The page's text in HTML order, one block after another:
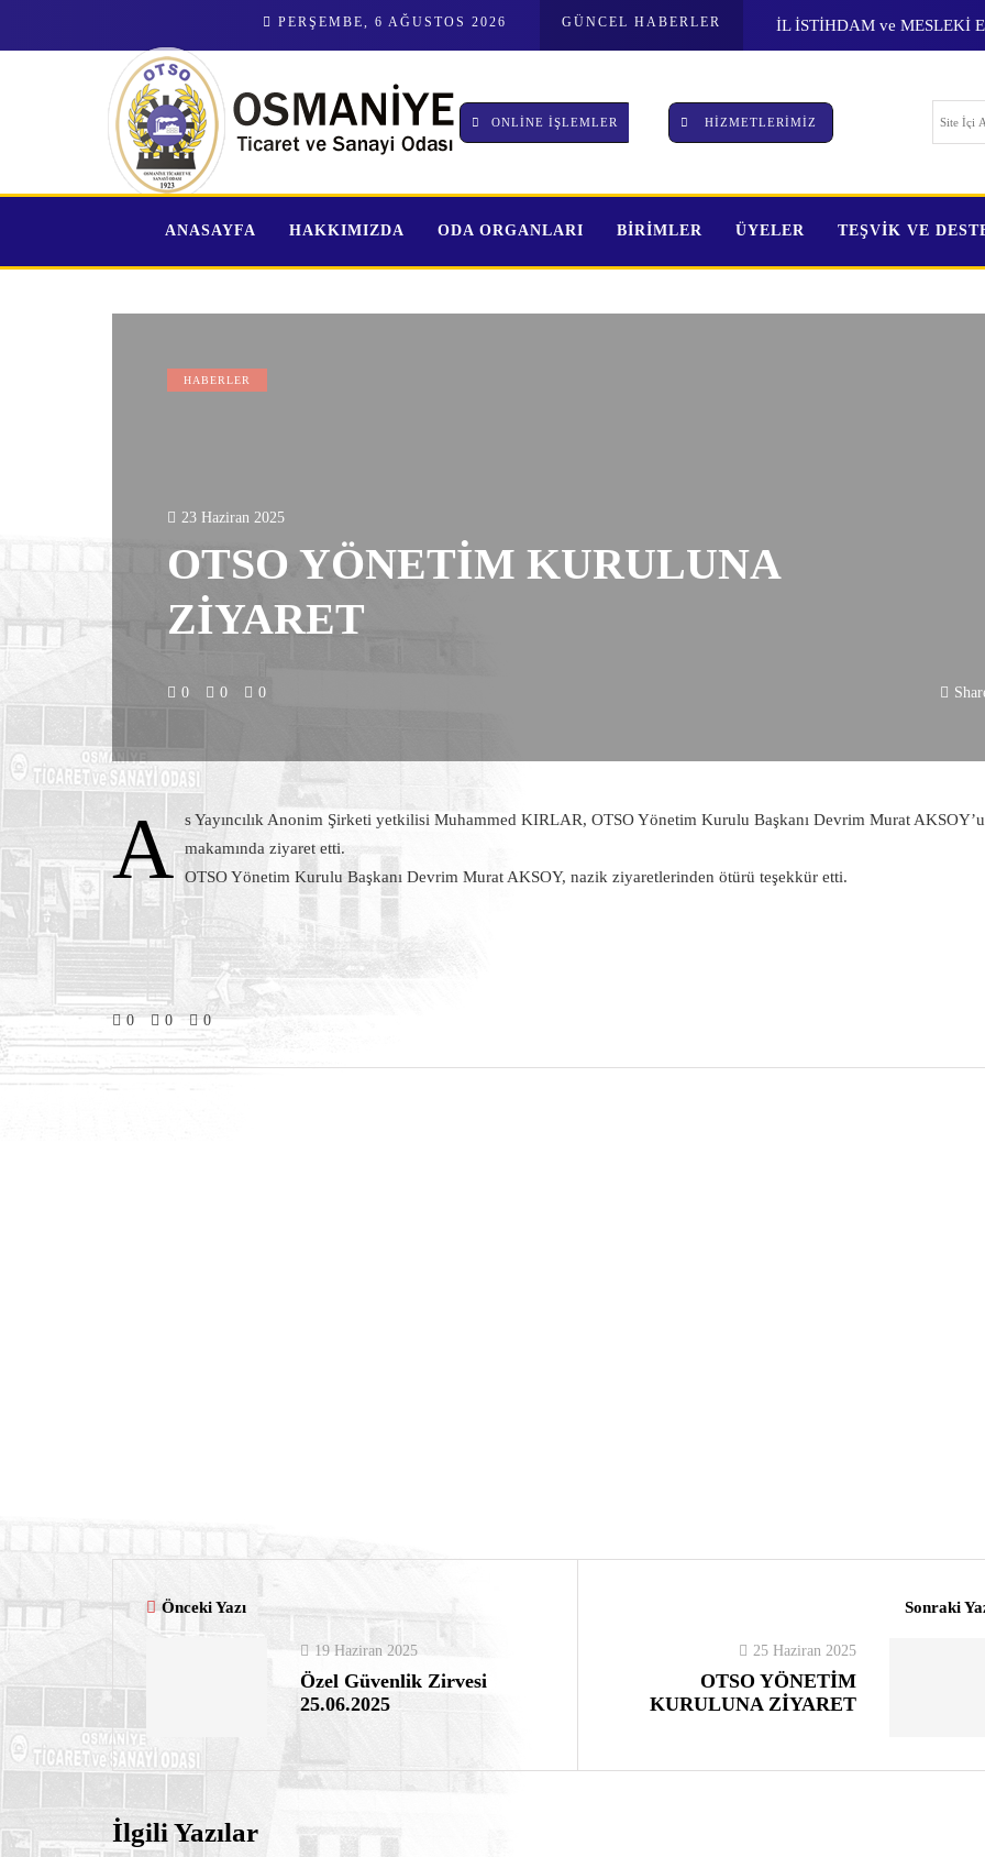
PERŞEMBE, 6 AĞUSTOS 2026 GÜNCEL HABERLER
İL İSTİHDAM ve MESLEKİ EĞİTİM KURULU TOPLANTISI GERÇEKLEŞTİRİLDİ DEVLET DESTEKLİ
ONLİNE İŞLEMLER HİZMETLERİMİZ
ANASAYFA HAKKIMIZDA ODA ORGANLARI BİRİMLER ÜYELER TEŞVİK VE
HABERLER
23 Haziran 2025
OTSO YÖNETİM KURULUNA
ZİYARET
0 0 0
A
s Yayıncılık Anonim Şirketi yetkilisi Muhammed KIRLAR, OTSO Yönetim Kurulu Başkanı Devrim Murat AKSOY’u
makamında ziyaret etti.
OTSO Yönetim Kurulu Başkanı Devrim Murat AKSOY, nazik ziyaretlerinden ötürü teşekkür etti.
0 0 0
Önceki Yazı
19 Haziran 2025
Özel Güvenlik Zirvesi
25.06.2025
Sonraki
25 Haziran 2025
OTSO YÖNETİM
KURULUNA ZİYARET
İlgili Yazılar